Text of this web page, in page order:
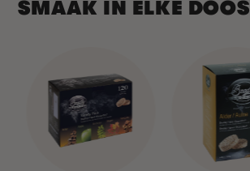
SMAAK IN ELKE DOOS